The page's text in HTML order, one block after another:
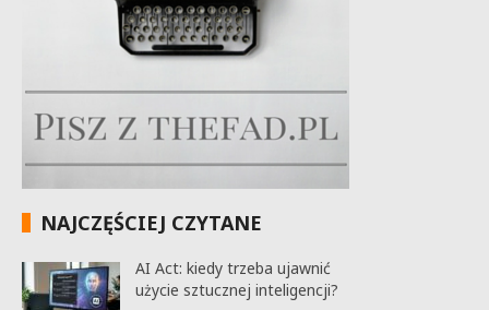
NAJCZĘŚCIEJ CZYTANE
AI Act: kiedy trzeba ujawnić
użycie sztucznej inteligencji?